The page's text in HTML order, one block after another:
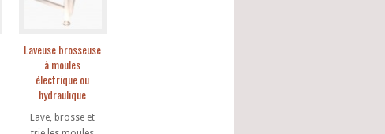
Laveuse brosseuse
à moules
électrique ou
hydraulique
Lave, brosse et